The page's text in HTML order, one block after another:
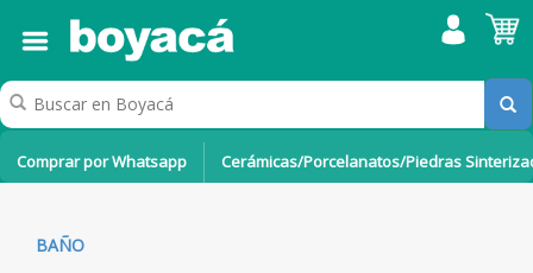
Comprar por Whatsapp Cerámicas/Porcelanatos/Piedras
BAÑO